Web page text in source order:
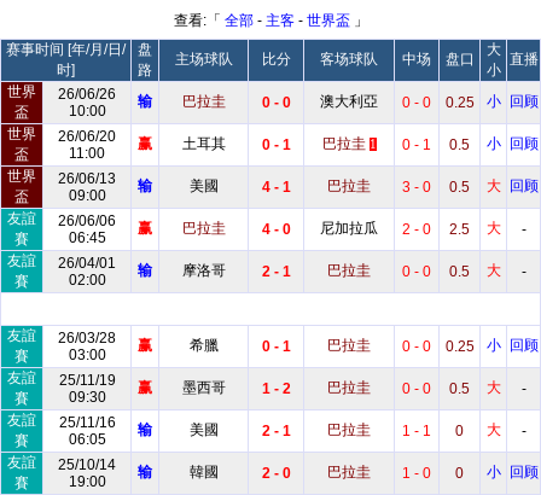
查看:「 全部- 主客- 世界盃 」
赛事时间 [年/月/日/
时]
盘
路
主场球队 比分 客场球队 中场 盘口
大
小
直播
世界
盃
26/06/26
10:00
输 巴拉圭 0 - 0 澳大利亞 0 - 0 0.25 小
回顾
世界
盃
26/06/20
11:00
赢 土耳其 0 - 1 巴拉圭 1 0 - 1 0.5 小
回顾
世界
盃
26/06/13
09:00
输 美國 4 - 1 巴拉圭 3 - 0 0.5 大
回顾
友誼
賽
26/06/06
06:45
赢 巴拉圭 4 - 0 尼加拉瓜 2 - 0 2.5 大
-
友誼
賽
26/04/01
02:00
输 摩洛哥 2 - 1 巴拉圭 0 - 0 0.5 大 -
友誼
賽
26/03/28
03:00
赢 希臘 0 - 1 巴拉圭 0 - 0 0.25 小
回顾
友誼
賽
25/11/19
09:30
赢 墨西哥 1 - 2 巴拉圭 0 - 0 0.5 大
-
友誼
賽
25/11/16
06:05
输 美國 2 - 1 巴拉圭 1 - 1 0 大
-
友誼
賽
25/10/14
19:00
输 韓國 2 - 0 巴拉圭 1 - 0 0 小
回顾